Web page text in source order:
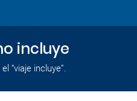
incluye
“viaje incluye”.